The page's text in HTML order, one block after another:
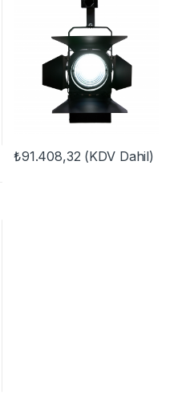
₺91.408,32 (KDV Dahil)